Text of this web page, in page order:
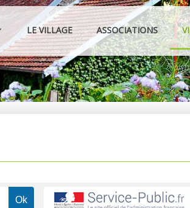
LE VILLAGE ASSOCIATIONS